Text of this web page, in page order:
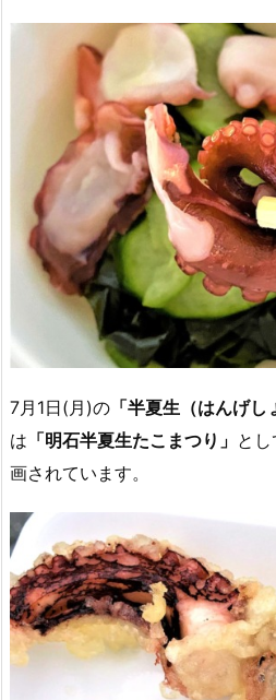
7月1日(月)の 「半夏生（はんげし
は 「明石半夏生たこまつり」 と
画されています。